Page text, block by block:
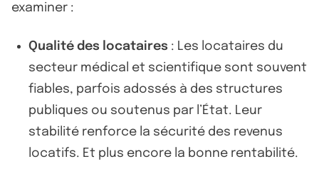
examiner :
Qualité des locataires : Les locataires du
secteur médical et scientifique sont souvent
fiables, parfois adossés à des structures
publiques ou soutenus par l’État. Leur
stabilité renforce la sécurité des revenus
locatifs. Et plus encore la bonne rentabilité.